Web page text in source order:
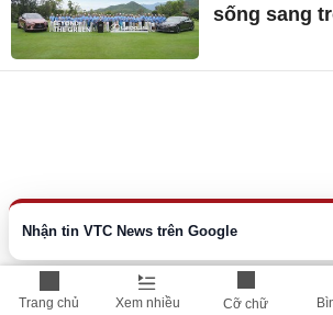
Trang chủ Xem nhiều Cỡ chữ
Nhận tin VTC News trên Google
sống sang